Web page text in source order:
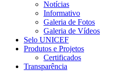
Notícias
Informativo
Galeria de Fotos
Galeria de Vídeos
Selo UNICEF
Produtos e Projetos
Certificados
Transparência